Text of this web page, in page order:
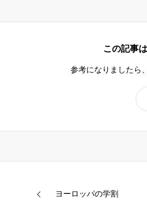
この記事
参考になりましたら
ヨーロッパの学割